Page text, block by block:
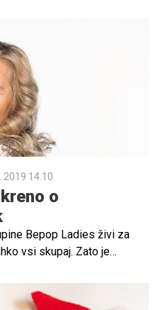
2019 14.10
o
Bepop Ladies živi za
vsi skupaj. Zato je
ki jih obišče,
o dogodkih